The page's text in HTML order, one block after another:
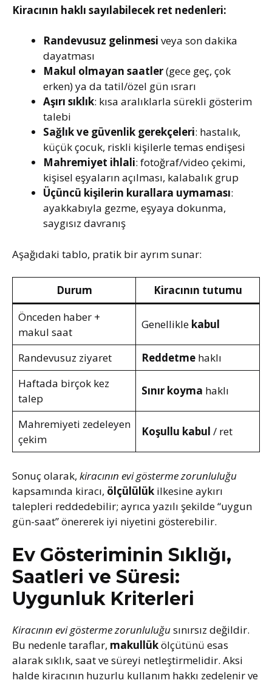
Kiracının haklı sayılabilecek ret nedenleri:
Randevusuz gelinmesi veya son dakika
dayatması
Makul olmayan saatler(gece geç, çok
erken) ya da tatil/özel gün ısrarı
Aşırı sıklık: kısa aralıklarla sürekli gösterim
talebi
Sağlık ve güvenlik gerekçeleri: hastalık,
küçük çocuk, riskli kişilerle temas endişesi
Mahremiyet ihlali: fotoğraf/video çekimi,
kişisel eşyaların açılması, kalabalık grup
Üçüncü kişilerin kurallara uymaması:
ayakkabıyla gezme, eşyaya dokunma,
saygısız davranış
Aşağıdaki tablo, pratik bir ayrım sunar:
Durum
Kiracının tutumu
Önceden haber +
makul saat
Genellikle kabul
Randevusuz ziyaret Reddetmehaklı
Haftada birçok kez
talep
Sınır koyma haklı
Mahremiyeti zedeleyen
çekim
Koşullu kabul / ret
Sonuç olarak, kiracının evi gösterme zorunluluğu
kapsamında kiracı, ölçülülük ilkesine aykırı
talepleri reddedebilir; ayrıca yazılı şekilde “uygun
gün-saat” önererek iyi niyetini gösterebilir.
Ev Gösteriminin Sıklığı,
Saatleri ve Süresi:
Uygunluk Kriterleri
Kiracının evi gösterme zorunluluğusınırsız değildir.
Bu nedenle taraflar, makullükölçütünü esas
alarak sıklık, saat ve süreyi netleştirmelidir. Aksi
halde kiracının huzurlu kullanım hakkı zedelenir ve